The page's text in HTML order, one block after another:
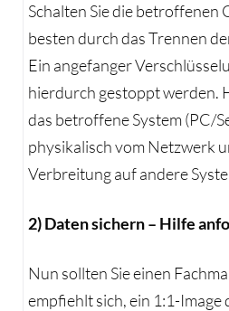
Schalten Sie die betroffenen
besten durch das Trennen
Ein angefanger
hierdurch gestoppt werden.
das betroffene System (PC/
physikalisch vom Netzwerk
Verbreitung auf andere
2) Daten sichern – Hilfe
Nun sollten Sie einen
empfiehlt sich, ein 1:1-